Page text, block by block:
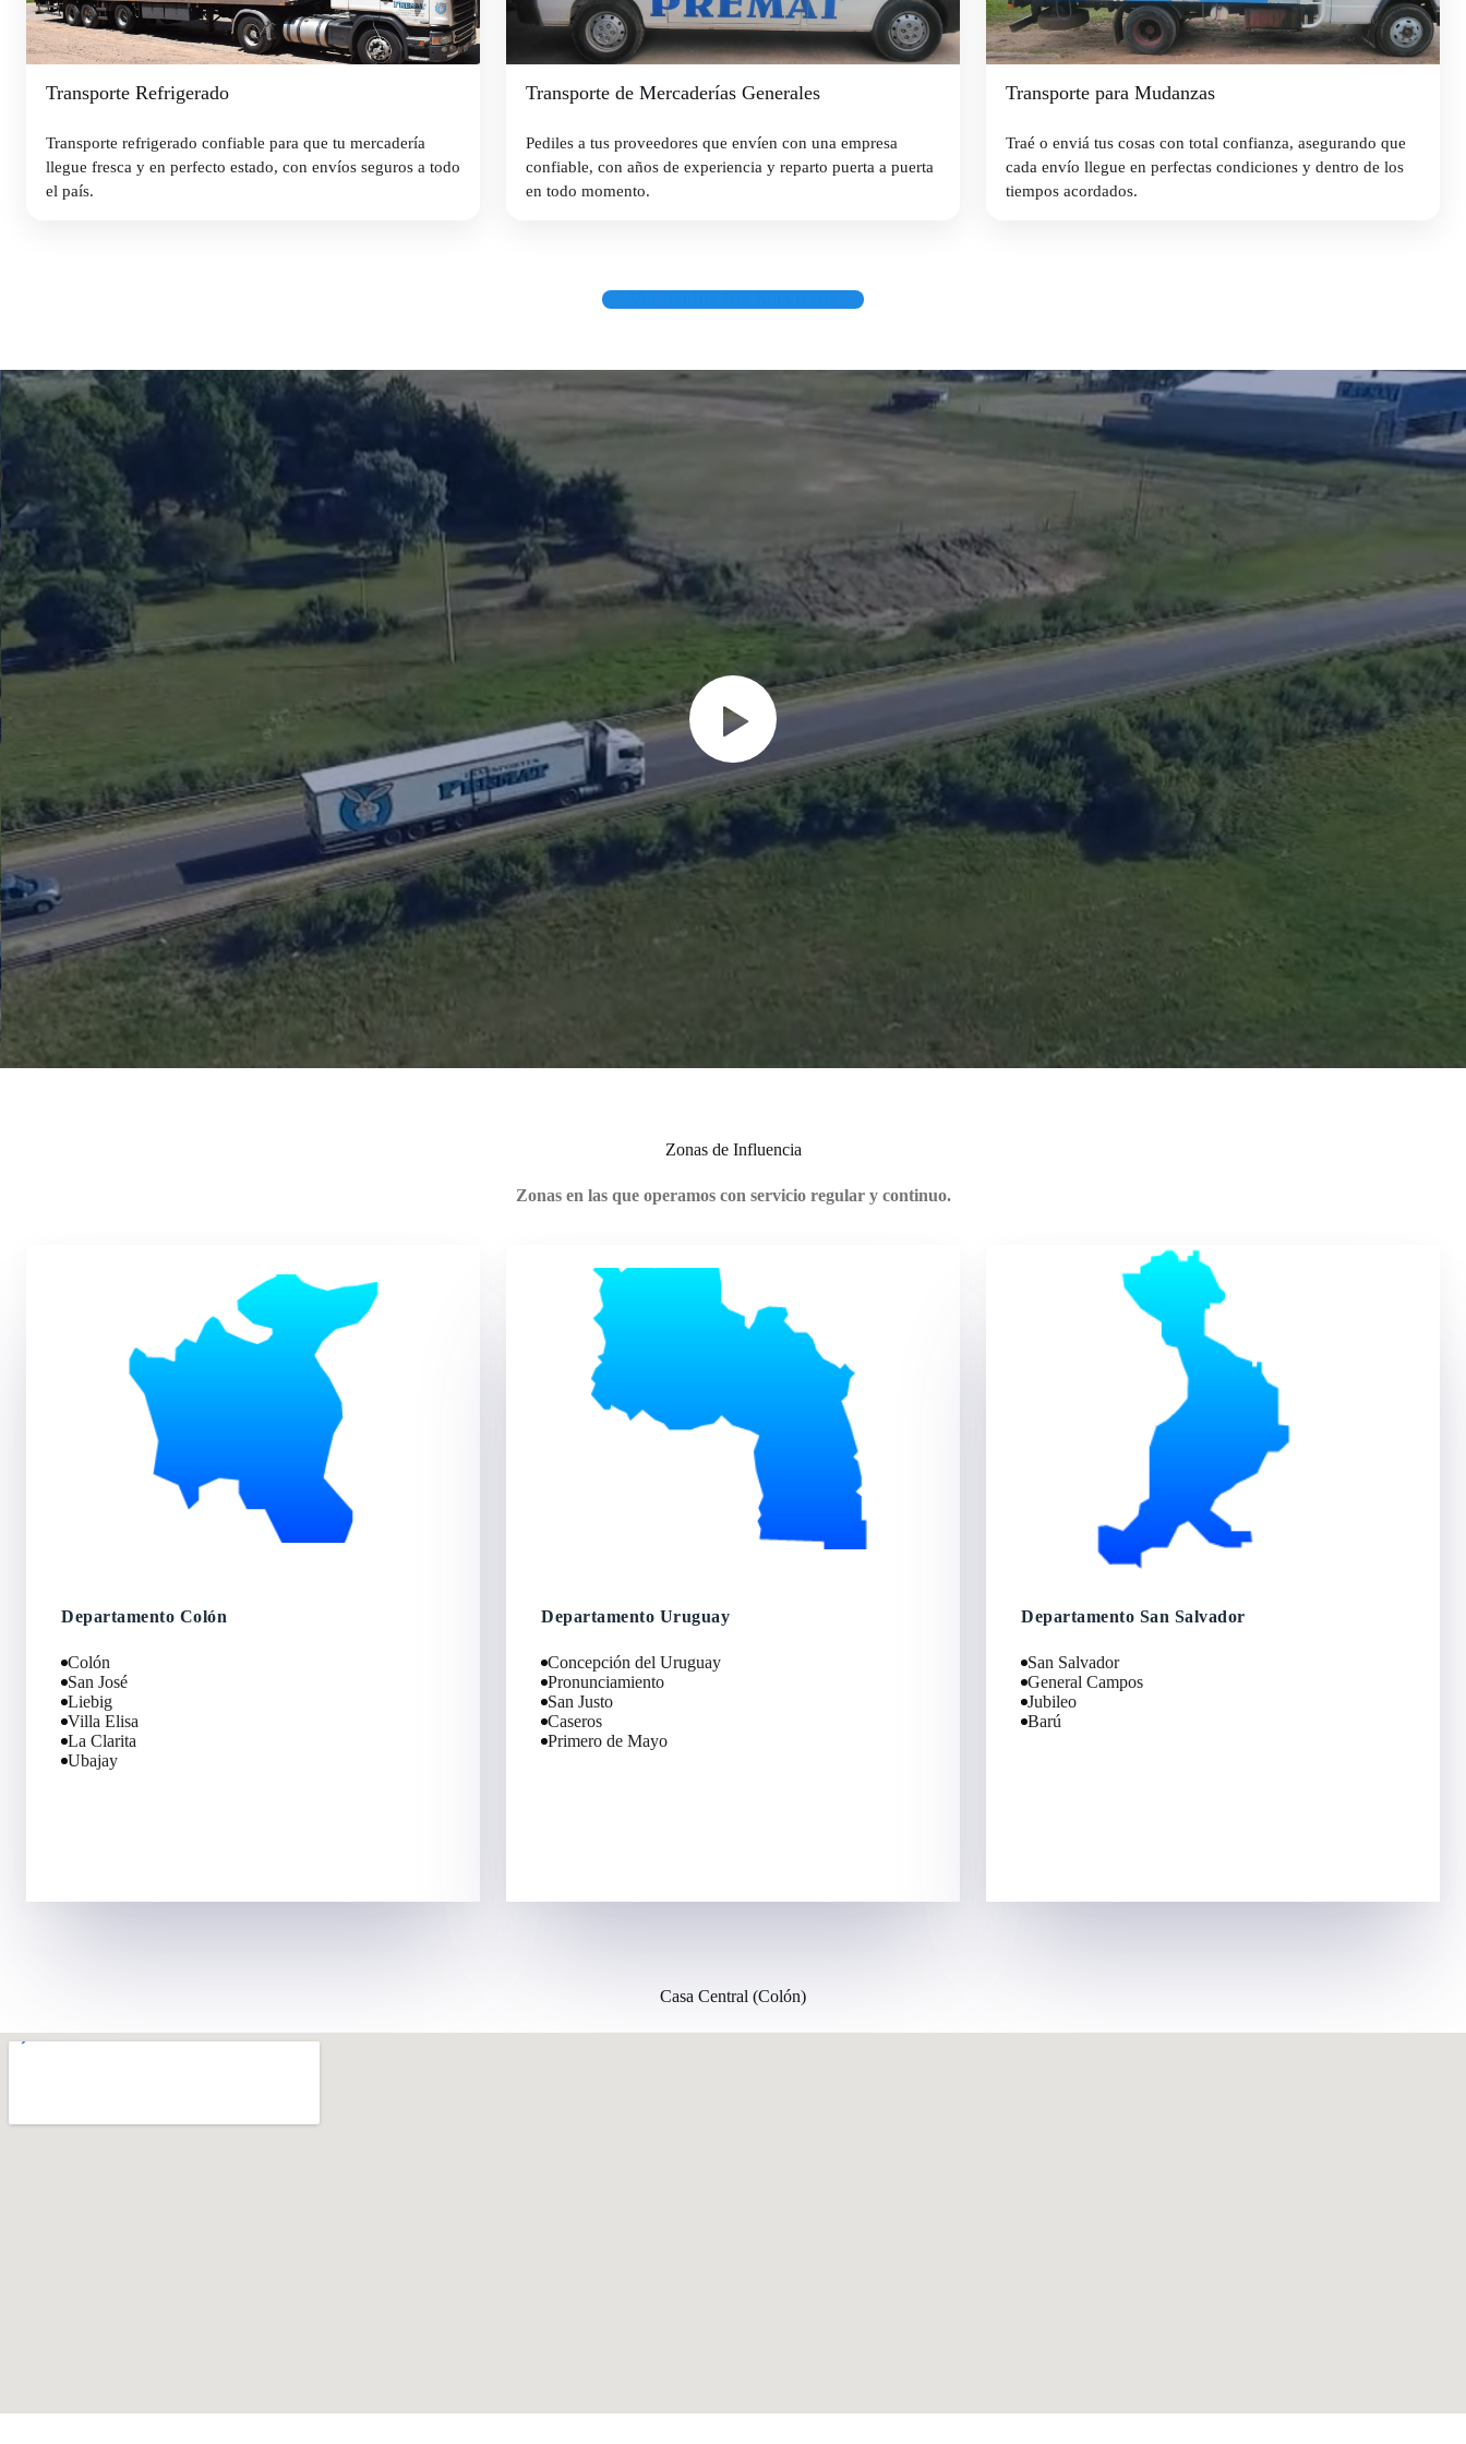
Transporte Refrigerado
Transporte refrigerado confiable para que tu mercadería
llegue fresca y en perfecto estado, con envíos seguros a todo
el país.
Transporte de Mercaderías Generales
Pediles a tus proveedores que envíen con una empresa
confiable, con años de experiencia y reparto puerta a puerta
en todo momento.
Transporte para Mudanzas
Traé o enviá tus cosas con total confianza, asegurando que
cada envío llegue en perfectas condiciones y dentro de los
tiempos acordados.
Ver Todos los Servicios
Zonas de Influencia
Zonas en las que operamos con servicio regular y continuo.
Departamento Colón
Colón
San José
Liebig
Villa Elisa
La Clarita
Ubajay
Departamento Uruguay
Concepción del Uruguay
Pronunciamiento
San Justo
Caseros
Primero de Mayo
Departamento San Salvador
San Salvador
General Campos
Jubileo
Barú
Casa Central (Colón)